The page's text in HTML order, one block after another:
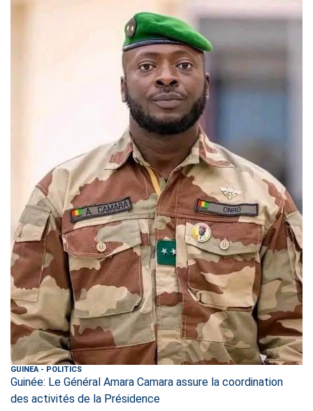
GUINEA- POLITICS
Guinée: Le Général Amara Camara assure la coordination
des activités de la Présidence